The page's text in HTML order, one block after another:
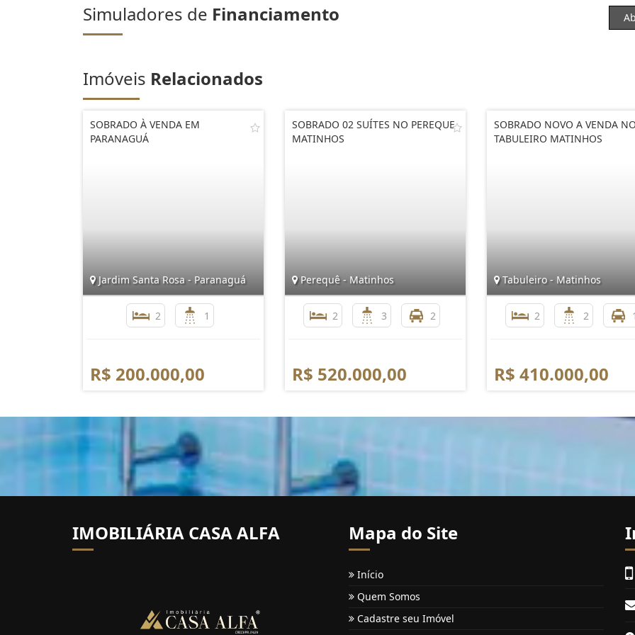
Simuladores de Financiamento
Imóveis Relacionados
SOBRADO À VENDA EM
PARANAGUÁ
Jardim Santa Rosa - Paranaguá
2 1
R$ 200.000,00
SOBRADO 02 SUÍTES NO PEREQUE
MATINHOS
Perequê - Matinhos
2 3 2
R$ 520.000,00
SOBRADO NOVO A VENDA
TABULEIRO MATINHOS
Tabuleiro - Matinhos
2 2
R$ 410.000,00
IMOBILIÁRIA CASA ALFA Mapa do Site
Início
Quem Somos
Cadastre seu Imóvel